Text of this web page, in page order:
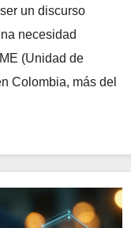
un discurso
necesidad
(Unidad de
Colombia, más del